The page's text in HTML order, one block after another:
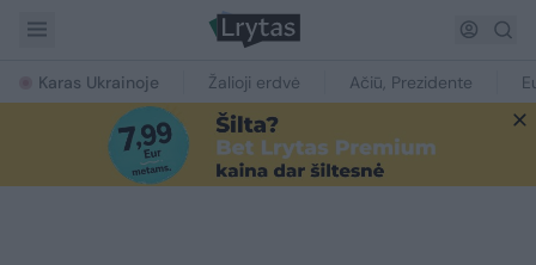
Karas Ukrainoje Žalioji erdvė Ačiū, Prezidente